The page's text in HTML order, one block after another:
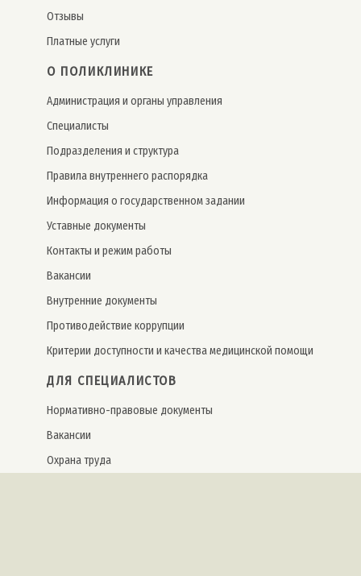
Отзывы
Платные услуги
О ПОЛИКЛИНИКЕ
Администрация и органы управления
Специалисты
Подразделения и структура
Правила внутреннего распорядка
Информация о государственном задании
Уставные документы
Контакты и режим работы
Вакансии
Внутренние документы
Противодействие коррупции
Критерии доступности и качества медицинской помощи
ДЛЯ СПЕЦИАЛИСТОВ
Нормативно-правовые документы
Вакансии
Охрана труда